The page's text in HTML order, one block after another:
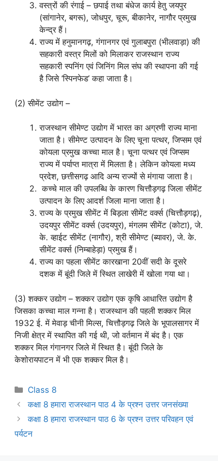
वस्त्रों की रंगाई – छपाई तथा बंधेज कार्य हेतु जयपुर
(सांगानेर, बगरू), जोधपुर, चूरू, बीकानेर, नागौर प्रमुख
केन्द्र हैं।
राज्य में हनुमानगढ़, गंगानगर एवं गुलाबपुरा (भीलवाड़ा) की
सहकारी वस्त्र मिलों को मिलाकर राजस्थान राज्य
सहकारी स्पनिंग एवं जिनिंग मिल संघ की स्थापना की गई
है जिसे ‘स्पिनफेड’ कहा जाता है।
(2) सीमेंट उद्योग –
राजस्थान सीमेण्ट उद्योग में भारत का अग्रणी राज्य माना
जाता है। सीमेण्ट उत्पादन के लिए चूना पत्थर, जिप्सम एवं
कोयला प्रमुख कच्चा माल है। चूना पत्थर एवं जिप्सम
राज्य में पर्याप्त मात्रा में मिलता है। लेकिन कोयला मध्य
प्रदेश, छत्तीसगढ़ आदि अन्य राज्यों से मंगाया जाता है।
कच्चे माल की उपलब्धि के कारण चित्तौड़गढ़ जिला सीमेंट
उत्पादन के लिए आदर्श जिला माना जाता है।
राज्य के प्रमुख सीमेंट में बिड़ला सीमेंट वर्क्स (चित्तौड़गढ़),
उदयपुर सीमेंट वर्क्स (उदयपुर), मंगलम सीमेंट (कोटा), जे.
के. व्हाईट सीमेंट (नागौर), श्री सीमेण्ट (ब्यावर), जे. के.
सीमेंट वर्क्स (निम्बाहेड़ा) प्रमुख हैं।
राज्य का पहला सीमेंट कारखाना 20वीं सदी के दूसरे
दशक में बूंदी जिले में स्थित लाखेरी में खोला गया था।
(3) शक्कर उद्योग – शक्कर उद्योग एक कृषि आधारित उद्योग है
जिसका कच्चा माल गन्ना है। राजस्थान की पहली शक्कर मिल
1932 ई. में मेवाड़ चीनी मिल्स, चित्तौड़गढ़ जिले के भूपालसागर में
निजी क्षेत्र में स्थापित की गई थी, जो वर्तमान में बंद है। एक
शक्कर मिल गंगानगर जिले में स्थित है। बूंदी जिले के
केशोरायपाटन में भी एक शक्कर मिल है।
Categories
Class 8
कक्षा 8 हमारा राजस्थान पाठ 4 के प्रश्न उत्तर जनसंख्या
कक्षा 8 हमारा राजस्थान पाठ 6 के प्रश्न उत्तर परिवहन एवं
पर्यटन